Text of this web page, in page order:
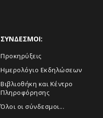
ΣΥΝΔΕΣΜΟΙ:
Προκηρύξεις
Ημερολόγιο Εκδηλώσεων
Βιβλιοθήκη και Κέντρο
Πληροφόρησης
Όλοι οι σύνδεσμοι...